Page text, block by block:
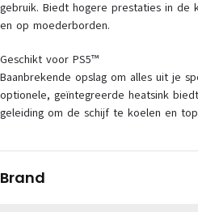
gebruik. Biedt hogere prestaties in de
en op moederborden.
Geschikt voor PS5™
Baanbrekende opslag om alles uit je
optionele, geïntegreerde heatsink
geleiding om de schijf te koelen en
Brand